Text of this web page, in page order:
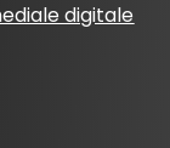
digitale